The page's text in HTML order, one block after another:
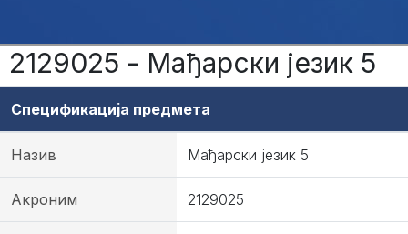
2129025 - Мађарски језик 5
Спецификација предмета
Назив Мађарски језик 5
Акроним 2129025